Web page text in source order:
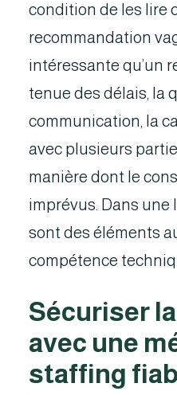
condition de les lire
recommandation
intéressante qu’un
tenue des délais, la
communication, la
avec plusieurs
manière dont le
imprévus. Dans une
sont des éléments
compétence
Sécuriser
avec une
staffing